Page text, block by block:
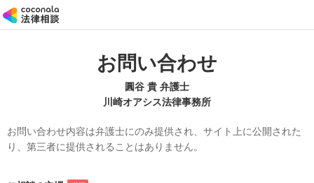
お問い合わせ
圓谷 貴 弁護士
川崎オアシス法律事務所
お問い合わせ内容は弁護士にのみ提供され、サイト上に公開された
り、第三者に提供されることはありません。